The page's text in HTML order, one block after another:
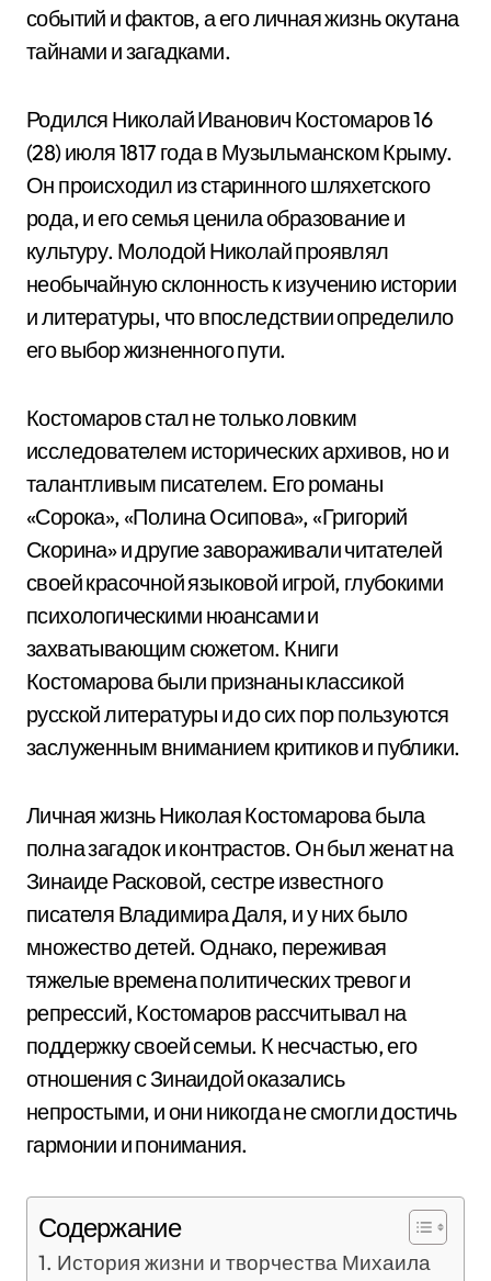
событий и фактов, а его личная жизнь окутана
тайнами и загадками.
Родился Николай Иванович Костомаров 16
(28) июля 1817 года в Музыльманском Крыму.
Он происходил из старинного шляхетского
рода, и его семья ценила образование и
культуру. Молодой Николай проявлял
необычайную склонность к изучению истории
и литературы, что впоследствии определило
его выбор жизненного пути.
Костомаров стал не только ловким
исследователем исторических архивов, но и
талантливым писателем. Его романы
«Сорока», «Полина Осипова», «Григорий
Скорина» и другие завораживали читателей
своей красочной языковой игрой, глубокими
психологическими нюансами и
захватывающим сюжетом. Книги
Костомарова были признаны классикой
русской литературы и до сих пор пользуются
заслуженным вниманием критиков и публики.
Личная жизнь Николая Костомарова была
полна загадок и контрастов. Он был женат на
Зинаиде Расковой, сестре известного
писателя Владимира Даля, и у них было
множество детей. Однако, переживая
тяжелые времена политических тревог и
репрессий, Костомаров рассчитывал на
поддержку своей семьи. К несчастью, его
отношения с Зинаидой оказались
непростыми, и они никогда не смогли достичь
гармонии и понимания.
Содержание
История жизни и творчества Михаила